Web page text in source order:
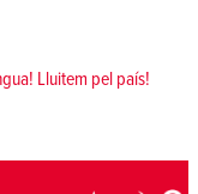
Lluitem pel país!